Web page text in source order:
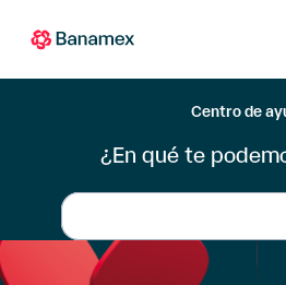
Personas
Centro de
¿En qué te